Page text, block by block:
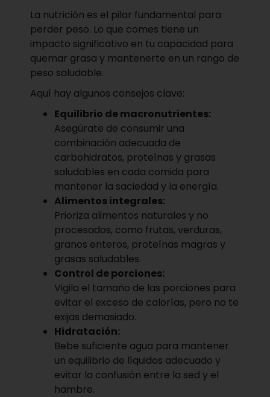
La nutrición es el pilar fundamental para
perder peso. Lo que comes tiene un
impacto significativo en tu capacidad para
quemar grasa y mantenerte en un rango de
peso saludable.
Aquí hay algunos consejos clave:
Equilibrio de macronutrientes:
Asegúrate de consumir una
combinación adecuada de
carbohidratos, proteínas y grasas
saludables en cada comida para
mantener la saciedad y la energía.
Alimentos integrales:
Prioriza alimentos naturales y no
procesados, como frutas, verduras,
granos enteros, proteínas magras y
grasas saludables.
Control de porciones:
Vigila el tamaño de las porciones para
evitar el exceso de calorías, pero no te
exijas demasiado.
Hidratación:
Bebe suficiente agua para mantener
un equilibrio de líquidos adecuado y
evitar la confusión entre la sed y el
hambre.